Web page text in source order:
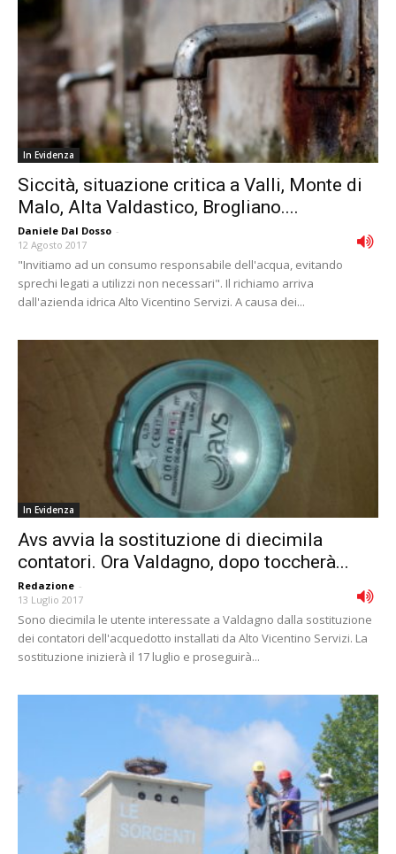
In Evidenza
Siccità, situazione critica a Valli, Monte di
Malo, Alta Valdastico, Brogliano....
Daniele Dal Dosso -
12 Agosto 2017
"Invitiamo ad un consumo responsabile dell'acqua, evitando
sprechi legati a utilizzi non necessari". Il richiamo arriva
dall'azienda idrica Alto Vicentino Servizi. A causa dei...
In Evidenza
Avs avvia la sostituzione di diecimila
contatori. Ora Valdagno, dopo toccherà...
Redazione -
13 Luglio 2017
Sono diecimila le utente interessate a Valdagno dalla sostituzione
dei contatori dell'acquedotto installati da Alto Vicentino Servizi. La
sostituzione inizierà il 17 luglio e proseguirà...